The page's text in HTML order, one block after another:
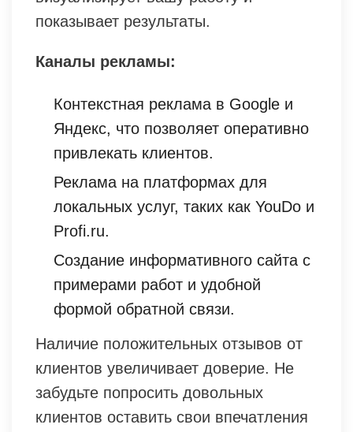
показывает результаты.
Каналы рекламы:
Контекстная реклама в Google и
Яндекс, что позволяет оперативно
привлекать клиентов.
Реклама на платформах для
локальных услуг, таких как YouDo и
Profi.ru.
Создание информативного сайта с
примерами работ и удобной
формой обратной связи.
Наличие положительных отзывов от
клиентов увеличивает доверие. Не
забудьте попросить довольных
клиентов оставить свои впечатления